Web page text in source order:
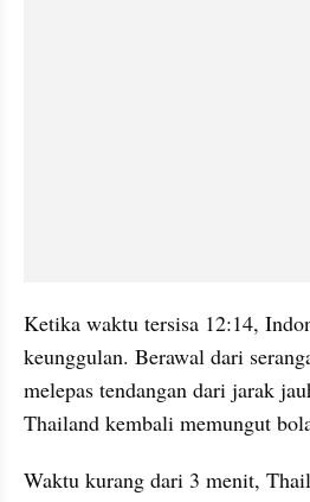
Ketika waktu tersisa 12:14,
keunggulan. Berawal dari
melepas tendangan dari jarak
Thailand kembali memungut
Waktu kurang dari 3 menit,